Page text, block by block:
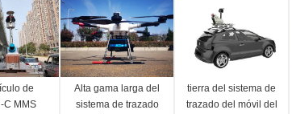
de
C MMS
Alta gama larga del
sistema de trazado
tierra del sistema de
trazado del móvil del